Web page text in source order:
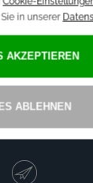
Schauraum
mit 5 %
Sie alle
zu gelangen.